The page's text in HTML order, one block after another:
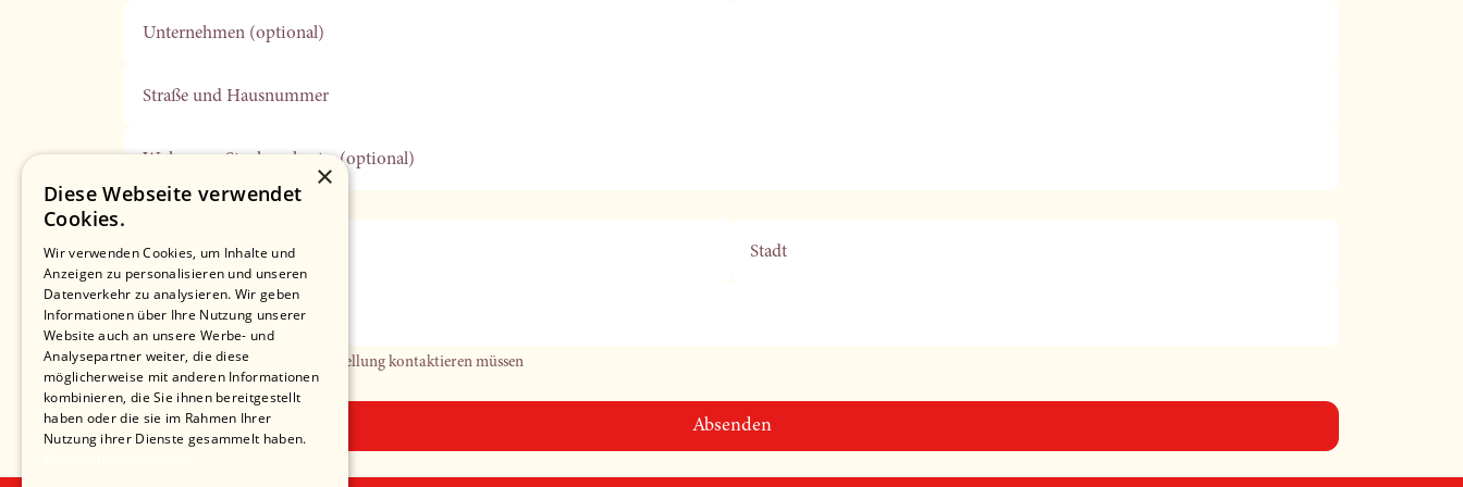
Unternehmen (optional)
Straße und Hausnummer
Wohnung, Stockwerk, etc. (optional)
PLZ Stadt
Telefonnummer (optional)
Falls wir Sie in Bezug auf Ihre Bestellung kontaktieren müssen
Absenden
×
Diese Webseite verwendet
Cookies.
Wir verwenden Cookies, um Inhalte und
Anzeigen zu personalisieren und unseren
Datenverkehr zu analysieren. Wir geben
Informationen über Ihre Nutzung unserer
Website auch an unsere Werbe- und
Analysepartner weiter, die diese
möglicherweise mit anderen Informationen
kombinieren, die Sie ihnen bereitgestellt
haben oder die sie im Rahmen Ihrer
Nutzung ihrer Dienste gesammelt haben.